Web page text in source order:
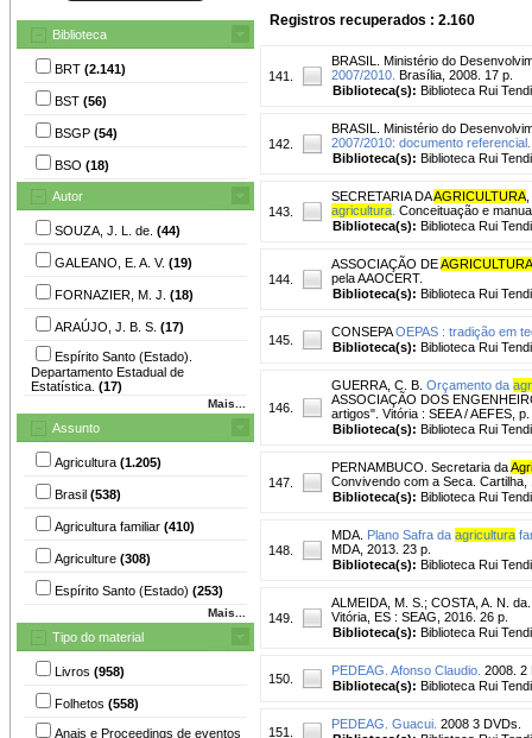
Biblioteca
BRT (2.141)
BST (56)
BSGP (54)
BSO (18)
Autor
SOUZA, J. L. de. (44)
GALEANO, E. A. V. (19)
FORNAZIER, M. J. (18)
ARAÚJO, J. B. S. (17)
Espírito Santo (Estado).
Departamento Estadual de
Estatística. (17)
Mais...
Assunto
Agricultura (1.205)
Brasil (538)
Agricultura familiar (410)
Agriculture (308)
Espírito Santo (Estado) (253)
Mais...
Tipo do material
Livros (958)
Folhetos (558)
Anais e Proceedings de eventos
Registros recuperados : 2.160
141.
BRASIL. Ministério do
2007/2010. Brasília, 2008. 17 p.
Biblioteca(s): Biblioteca Rui
142.
BRASIL. Ministério do
2007/2010: documento referencial.
Biblioteca(s): Biblioteca Rui
143.
SECRETARIA DAAGRICULTURA
agricultura Conceituação e
Biblioteca(s): Biblioteca Rui
144.
ASSOCIAÇÃO DEAGRICULTURA
pela AAOCERT.
Biblioteca(s): Biblioteca Rui
145.
CONSEPA OEPAS : tradição em
Biblioteca(s): Biblioteca Rui
146.
GUERRA, C. B. Orçamento da
ASSOCIAÇÃO DOS
artigos". Vitória : SEEA / AEFES,
Biblioteca(s): Biblioteca Rui
147.
PERNAMBUCO. Secretaria da
Convivendo com a Seca. Cartilha,
Biblioteca(s): Biblioteca Rui
148.
MDA. Plano Safra da agricultura
MDA, 2013. 23 p.
Biblioteca(s): Biblioteca Rui
149.
ALMEIDA, M. S. ; COSTA, A. N. da.
Vitória, ES : SEAG, 2016. 26 p.
Biblioteca(s): Biblioteca Rui
150.
PEDEAG. Afonso Claudio. 2008. 2
Biblioteca(s): Biblioteca Rui
151.
PEDEAG. Guacui. 2008 3 DVDs.